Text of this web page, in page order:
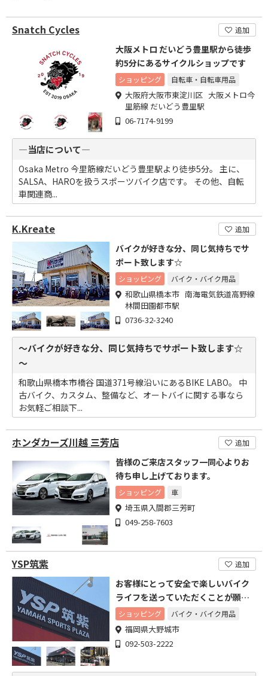
Snatch Cycles 追加
大阪メトロ だいどう豊里駅から徒歩
約5分にあるサイクルショップです
ショッピング 自転車・自転車用品
大阪府大阪市東淀川区 大阪メトロ今
里筋線 だいどう豊里駅
06-7174-9199
―当店について―
Osaka Metro 今里筋線だいどう豊里駅より徒歩5分。 主に、
SALSA、HAROを扱うスポーツバイク店です。 その他、自転
車関連商...
K.Kreate 追加
バイクが好きな分、同じ気持ちでサ
ポート致します☆
ショッピング バイク・バイク用品
和歌山県橋本市 南海電気鉄道高野線
林間田園都市駅
0736-32-3240
～バイクが好きな分、同じ気持ちでサポート致します☆
～
和歌山県橋本市橋谷 国道371号線沿いにあるBIKE LABO。 中
古バイク、カスタム、整備など、オートバイに関する事なら
お気軽ご相談下...
ホンダカーズ川越 三芳店 追加
皆様のご来店スタッフ一同心よりお
待ち申し上げております。
ショッピング 車
埼玉県入間郡三芳町
049-258-7603
YSP筑紫 追加
お客様にとって安全で楽しいバイク
ライフを送っていただくことが願い
です
ショッピング バイク・バイク用品
福岡県大野城市
092-503-2222